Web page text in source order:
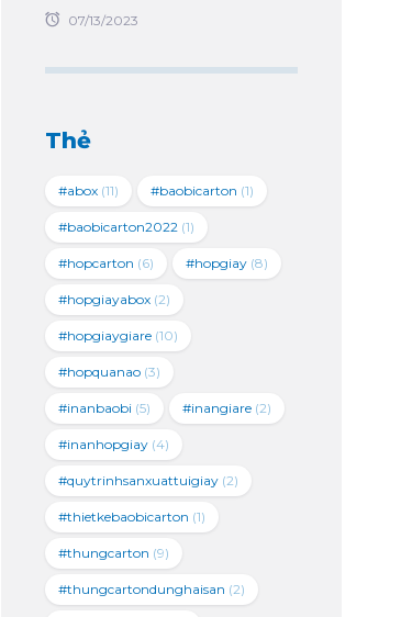
07/13/2023
Thẻ
#abox (11) #baobicarton (1)
#baobicarton2022 (1)
#hopcarton (6) #hopgiay (8)
#hopgiayabox (2)
#hopgiaygiare (10)
#hopquanao (3)
#inanbaobi (5) #inangiare (2)
#inanhopgiay (4)
#quytrinhsanxuattuigiay (2)
#thietkebaobicarton (1)
#thungcarton (9)
#thungcartondunghaisan (2)